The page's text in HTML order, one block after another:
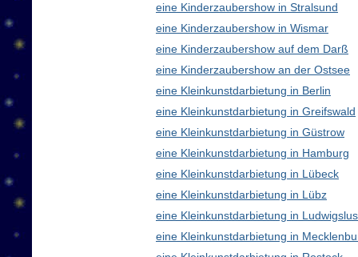
eine Kinderzaubershow in Stralsund
eine Kinderzaubershow in Wismar
eine Kinderzaubershow auf dem Darß
eine Kinderzaubershow an der Ostsee
eine Kleinkunstdarbietung in Berlin
eine Kleinkunstdarbietung in Greifswald
eine Kleinkunstdarbietung in Güstrow
eine Kleinkunstdarbietung in Hamburg
eine Kleinkunstdarbietung in Lübeck
eine Kleinkunstdarbietung in Lübz
eine Kleinkunstdarbietung in
eine Kleinkunstdarbietung in